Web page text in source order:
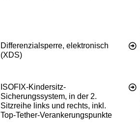
Differenzialsperre, elektronisch
(XDS)
ISOFIX-Kindersitz-
Sicherungssystem, in der 2.
Sitzreihe links und rechts, inkl.
Top-Tether-Verankerungspunkte